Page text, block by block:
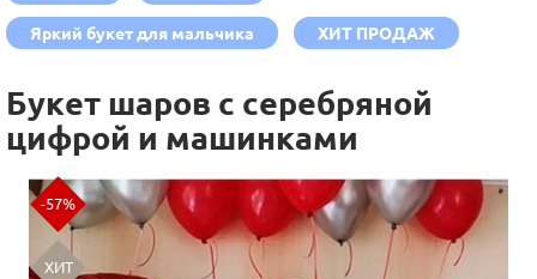
Яркий букет для мальчика ХИТ ПРОДАЖ
Букет шаров с серебряной
цифрой и машинками
-57%
ХИТ